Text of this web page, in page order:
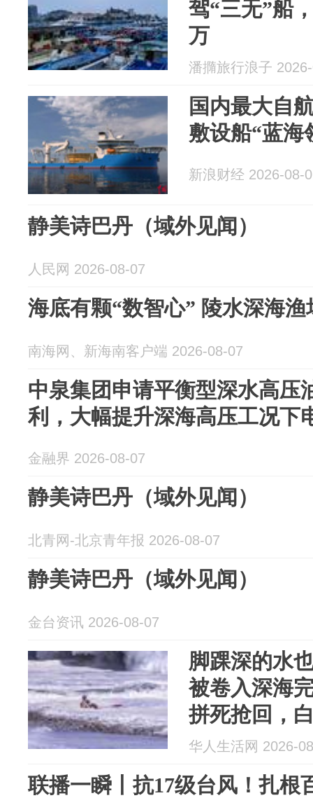
驾“三无”船
万
潘撱旅行浪子
国内最大自
敷设船“蓝海
新浪财经 2026-08-
静美诗巴丹（域外见闻）
人民网 2026-08-07
海底有颗“数智心” 陵水深海
南海网、新海南客户端 2026-08-07
中泉集团申请平衡型深水高压
利，大幅提升深海高压工况下
金融界 2026-08-07
静美诗巴丹（域外见闻）
北青网-北京青年报 2026-08-07
静美诗巴丹（域外见闻）
金台资讯 2026-08-07
脚踝深的水
被卷入深海
拼死抢回，
华人生活网 2026-
联播一瞬丨抗17级台风！扎根